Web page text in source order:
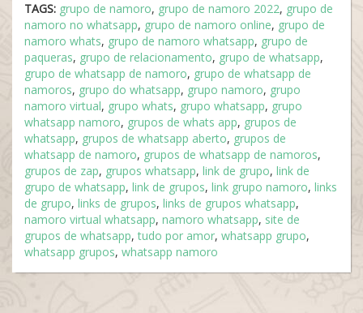
TAGS: grupo de namoro, grupo de namoro 2022, grupo de
namoro no whatsapp, grupo de namoro online, grupo de
namoro whats, grupo de namoro whatsapp, grupo de
paqueras, grupo de relacionamento, grupo de whatsapp,
grupo de whatsapp de namoro, grupo de whatsapp de
namoros, grupo do whatsapp, grupo namoro, grupo
namoro virtual, grupo whats, grupo whatsapp, grupo
whatsapp namoro, grupos de whats app, grupos de
whatsapp, grupos de whatsapp aberto, grupos de
whatsapp de namoro, grupos de whatsapp de namoros,
grupos de zap, grupos whatsapp, link de grupo, link de
grupo de whatsapp, link de grupos, link grupo namoro, links
de grupo, links de grupos, links de grupos whatsapp,
namoro virtual whatsapp, namoro whatsapp, site de
grupos de whatsapp,tudo por amor, whatsapp grupo,
whatsapp grupos, whatsapp namoro